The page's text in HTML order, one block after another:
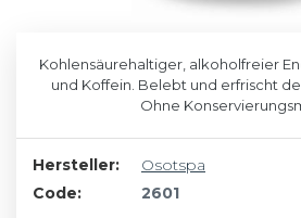
Kohlensäurehaltiger, alkoholfreier
und Koffein. Belebt und erfrischt
Ohne
Hersteller:
Osotspa
Code:
2601